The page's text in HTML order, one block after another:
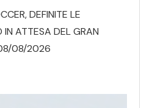
DEFINITE LE
IN ATTESA DEL GRAN
08/2026